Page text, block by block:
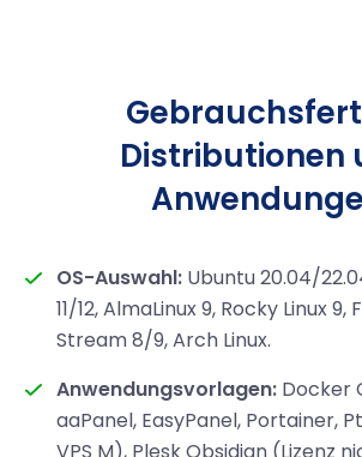
Distributionen
OS-Auswahl: Ubuntu 20.04/
11/12, AlmaLinux 9, Rocky Linux
Stream 8/9, Arch Linux.
Anwendungsvorlagen: Docker
aaPanel, EasyPanel, Portainer,
VPS M), Plesk Obsidian (Lizenz